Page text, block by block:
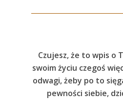
Czujesz, że to wpis o
swoim życiu czegoś
odwagi, żeby po to
pewności siebie,